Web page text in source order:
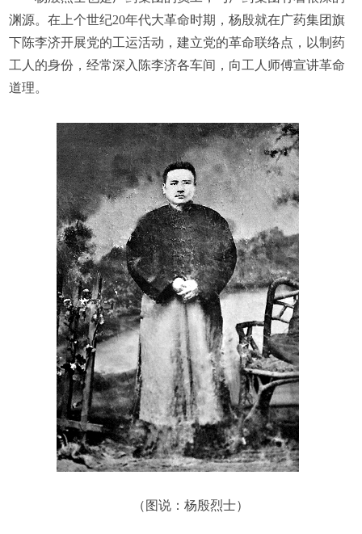
渊源。在上个世纪20年代大革命时期，杨殷就在广药集团旗
下陈李济开展党的工运活动，建立党的革命联络点，以制药
工人的身份，经常深入陈李济各车间，向工人师傅宣讲革命
道理。
（图说：杨殷烈士）